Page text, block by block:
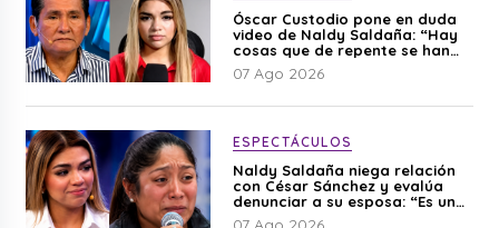
Óscar Custodio pone en duda
video de Naldy Saldaña: “Hay
cosas que de repente se han
editado”
07 Ago 2026
ESPECTÁCULOS
Naldy Saldaña niega relación
con César Sánchez y evalúa
denunciar a su esposa: “Es una
difamación”